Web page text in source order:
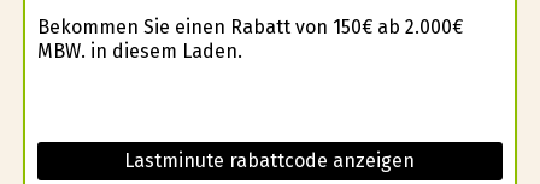
Bekommen Sie einen Rabatt von 150€ ab 2.000€
MBW. in diesem Laden.
Lastminute rabattcode anzeigen